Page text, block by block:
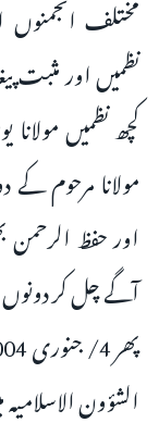
مختلف
نظمیں اور مثبت
کچھ نظمیں
مولانا مرحوم
اور حفظ
آگے چل کر
الشؤون